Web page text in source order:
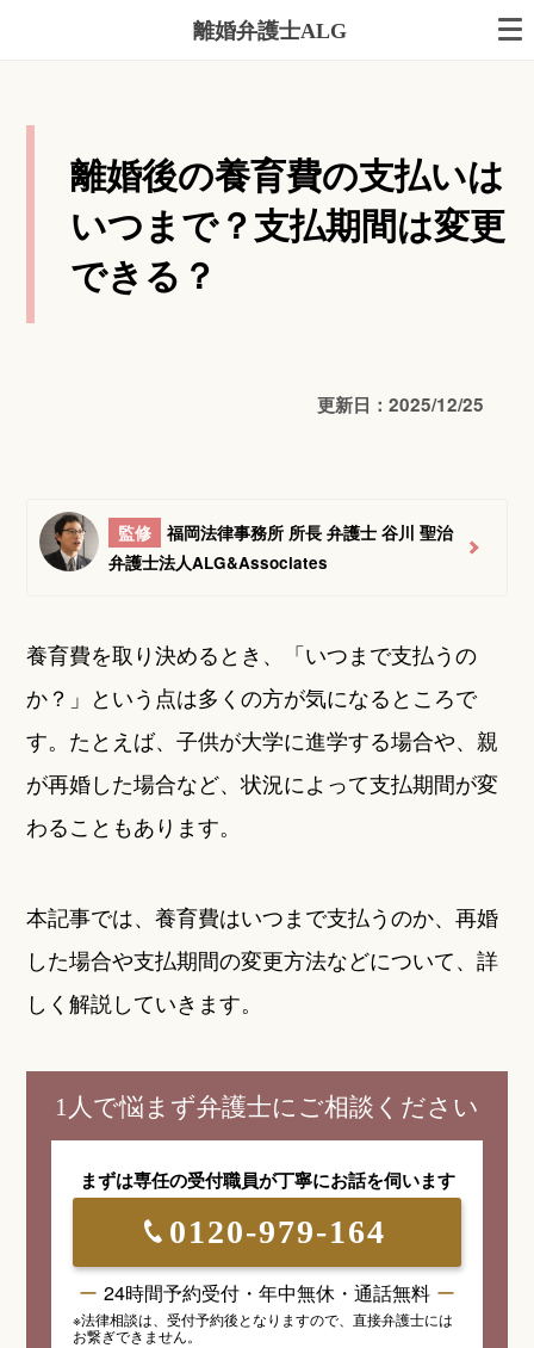
離婚弁護士ALG
離婚後の養育費の支払いは
いつまで？支払期間は変更
できる？
更新日：2025/12/25
監修
福岡法律事務所 所長 弁護士 谷川 聖治
弁護士法人ALG&Associates
養育費を取り決めるとき、「いつまで支払うの
か？」という点は多くの方が気になるところで
す。たとえば、子供が大学に進学する場合や、親
が再婚した場合など、状況によって支払期間が変
わることもあります。
本記事では、養育費はいつまで支払うのか、再婚
した場合や支払期間の変更方法などについて、詳
しく解説していきます。
1人で悩まず弁護士にご相談ください
まずは専任の受付職員が丁寧にお話を伺います
0120-979-164
24時間予約受付・年中無休・通話無料
※法律相談は、受付予約後となりますので、 直接弁護士には
お繋ぎできません。